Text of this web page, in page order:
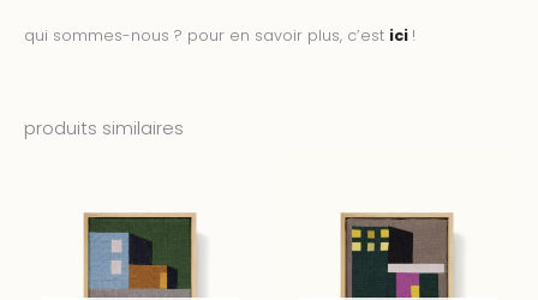
qui sommes-nous ? pour en savoir plus, c’est ici !
produits similaires